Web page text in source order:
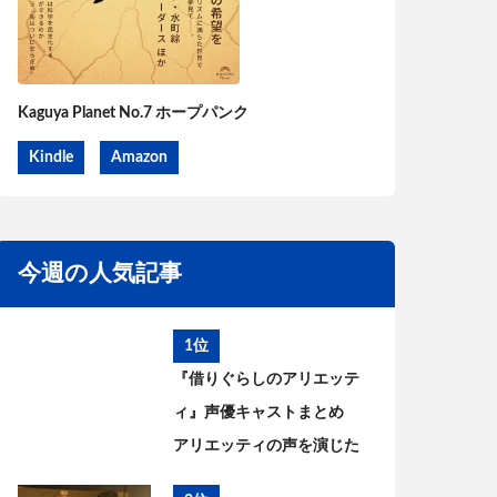
Kaguya Planet No.7 ホープパンク
Kindle Amazon
今週の人気記事
1位
『借りぐらしのアリエッテ
ィ』声優キャストまとめ
アリエッティの声を演じた